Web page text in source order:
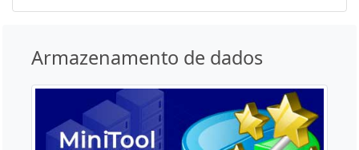
Armazenamento de dados